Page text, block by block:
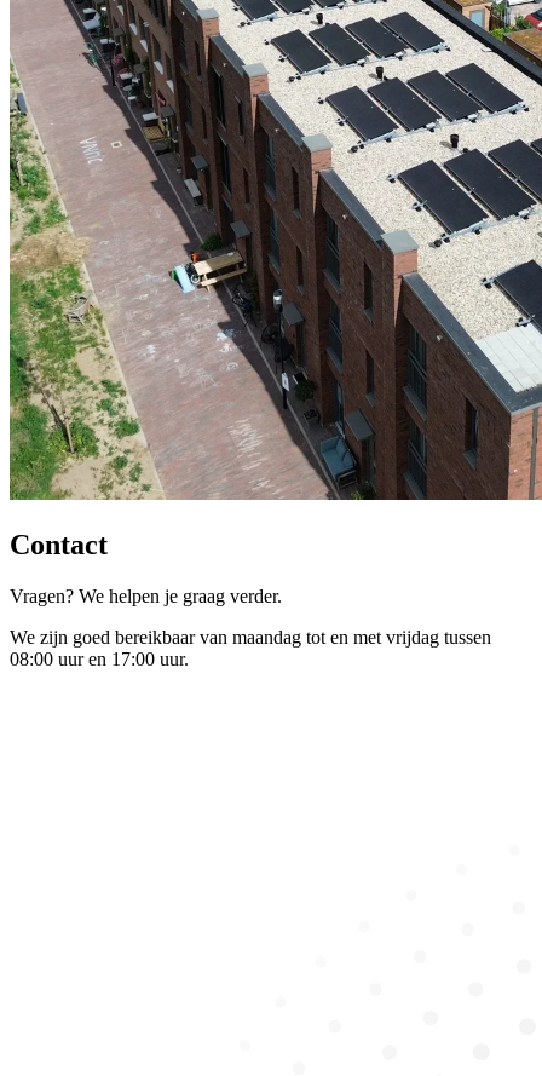
Contact
Vragen? We helpen je graag verder.
We zijn goed bereikbaar van maandag tot en met vrijdag tussen
08:00 uur en 17:00 uur.